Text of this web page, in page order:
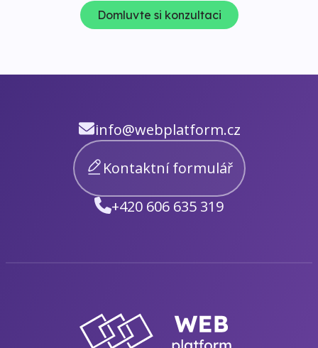
Domluvte si konzultaci
info@webplatform.cz
Kontaktní formulář
+420 606 635 319